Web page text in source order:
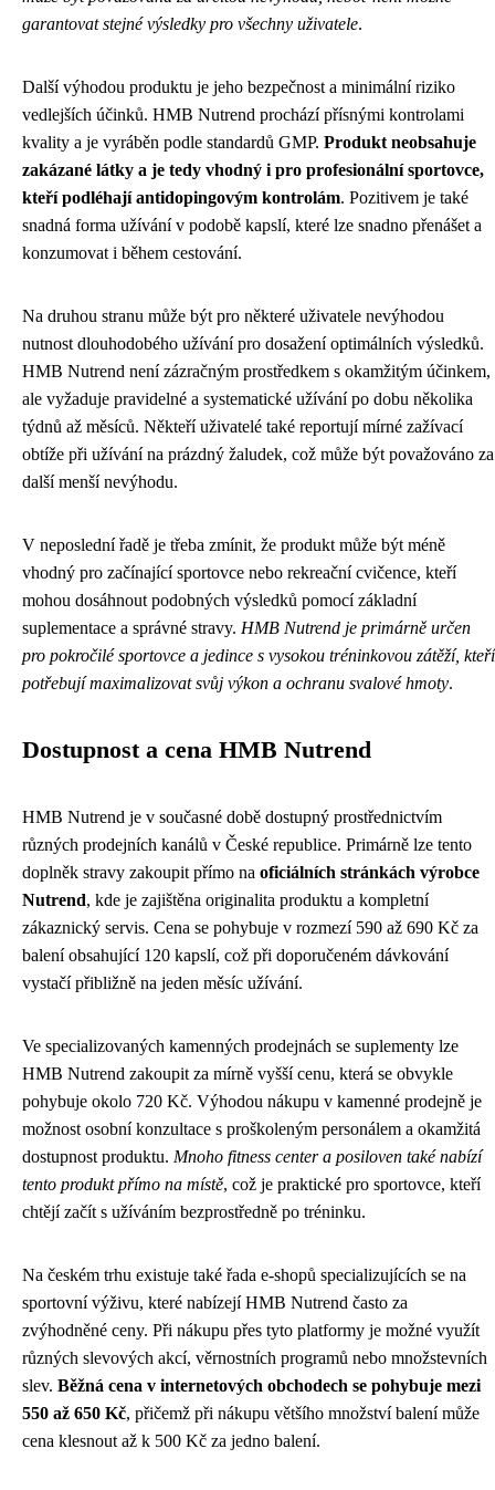
garantovat stejné výsledky pro všechny uživatele.
Další výhodou produktu je jeho bezpečnost a minimální riziko
vedlejších účinků. HMB Nutrend prochází přísnými kontrolami
kvality a je vyráběn podle standardů GMP. Produkt neobsahuje
zakázané látky a je tedy vhodný i pro profesionální sportovce,
kteří podléhají antidopingovým kontrolám. Pozitivem je také
snadná forma užívání v podobě kapslí, které lze snadno přenášet a
konzumovat i během cestování.
Na druhou stranu může být pro některé uživatele nevýhodou
nutnost dlouhodobého užívání pro dosažení optimálních výsledků.
HMB Nutrend není zázračným prostředkem s okamžitým účinkem,
ale vyžaduje pravidelné a systematické užívání po dobu několika
týdnů až měsíců. Někteří uživatelé také reportují mírné zažívací
obtíže při užívání na prázdný žaludek, což může být považováno za
další menší nevýhodu.
V neposlední řadě je třeba zmínit, že produkt může být méně
vhodný pro začínající sportovce nebo rekreační cvičence, kteří
mohou dosáhnout podobných výsledků pomocí základní
suplementace a správné stravy. HMB Nutrend je primárně určen
pro pokročilé sportovce a jedince s vysokou tréninkovou zátěží, kteří
potřebují maximalizovat svůj výkon a ochranu svalové hmoty.
Dostupnost a cena HMB Nutrend
HMB Nutrend je v současné době dostupný prostřednictvím
různých prodejních kanálů v České republice. Primárně lze tento
doplněk stravy zakoupit přímo na oficiálních stránkách výrobce
Nutrend, kde je zajištěna originalita produktu a kompletní
zákaznický servis. Cena se pohybuje v rozmezí 590 až 690 Kč za
balení obsahující 120 kapslí, což při doporučeném dávkování
vystačí přibližně na jeden měsíc užívání.
Ve specializovaných kamenných prodejnách se suplementy lze
HMB Nutrend zakoupit za mírně vyšší cenu, která se obvykle
pohybuje okolo 720 Kč. Výhodou nákupu v kamenné prodejně je
možnost osobní konzultace s proškoleným personálem a okamžitá
dostupnost produktu. Mnoho fitness center a posiloven také nabízí
tento produkt přímo na místě, což je praktické pro sportovce, kteří
chtějí začít s užíváním bezprostředně po tréninku.
Na českém trhu existuje také řada e-shopů specializujících se na
sportovní výživu, které nabízejí HMB Nutrend často za
zvýhodněné ceny. Při nákupu přes tyto platformy je možné využít
různých slevových akcí, věrnostních programů nebo množstevních
slev. Běžná cena v internetových obchodech se pohybuje mezi
550 až 650 Kč, přičemž při nákupu většího množství balení může
cena klesnout až k 500 Kč za jedno balení.